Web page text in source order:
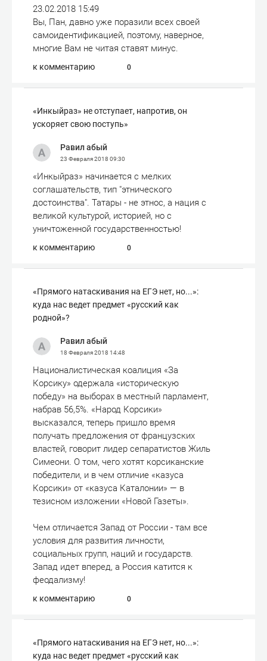
23.02.2018 15:49
Вы, Пан, давно уже поразили всех своей
самоидентификацией, поэтому, наверное,
многие Вам не читая ставят минус.
к комментарию 0
«Инкыйраз» не отступает, напротив, он
ускоряет свою поступь»
Равил абый
23 Февраля 2018 09:30
«Инкыйраз» начинается с мелких
соглашательств, тип "этнического
достоинства". Татары - не этнос, а нация с
великой культурой, историей, но с
уничтоженной государственностью!
к комментарию 0
«Прямого натаскивания на ЕГЭ нет, но...»:
куда нас ведет предмет «русский как
родной»?
Равил абый
18 Февраля 2018 14:48
Националистическая коалиция «За
Корсику» одержала «историческую
победу» на выборах в местный парламент,
набрав 56,5%. «Народ Корсики»
высказался, теперь пришло время
получать предложения от французских
властей, говорит лидер сепаратистов Жиль
Симеони. О том, чего хотят корсиканские
победители, и в чем отличие «казуса
Корсики» от «казуса Каталонии» — в
тезисном изложении «Новой Газеты».
Чем отличается Запад от России - там все
условия для развития личности,
социальных групп, наций и государств.
Запад идет вперед, а Россия катится к
феодализму!
к комментарию 0
«Прямого натаскивания на ЕГЭ нет, но...»:
куда нас ведет предмет «русский как